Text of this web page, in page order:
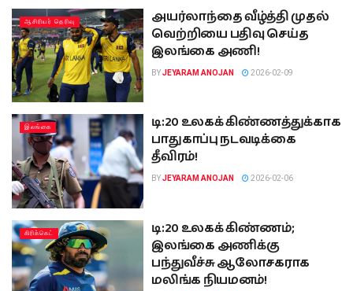
ஆசிரியர் தெரிவு
அயர்லாந்தை வீழ்த்தி முதல்
வெற்றியை பதிவு செய்த
இலங்கை அணி!
BYJEYARAM ANOJAN 2026-02-09
இலங்கை
டி:20 உலகக் கிண்ணத்துக்காக
பாதுகாப்பு நடவடிக்கை
தீவிரம்!
BYJEYARAM ANOJAN 2026-02-06
கிரிக்கெட்
டி:20 உலகக் கிண்ணம்;
இலங்கை அணிக்கு
பந்துவீச்சு ஆலோசகராக
மலிங்க நியமனம்!